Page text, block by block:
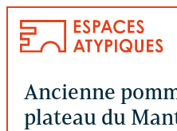
Ancienne
plateau du